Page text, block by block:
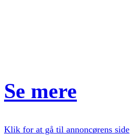
Se mere
Klik for at gå til annoncørens side